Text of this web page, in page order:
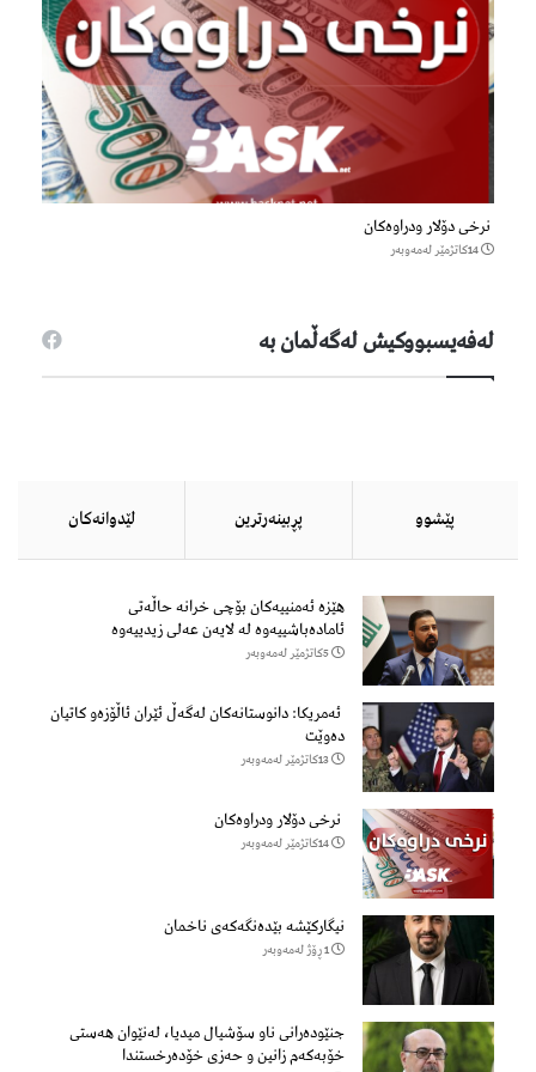
نرخی دۆلار ودراوەکان
14كاتژمێر لەمەوبەر
لەفەیسبووكیش لەگەڵمان بە
پێشوو پڕبینەرترین لێدوانەكان
هێزه‌ ئه‌منییه‌كان بۆچی خرانە حاڵه‌تی
ئاماده‌باشییه‌وه‌ لە لایەن عەلی زیدییەوە
5كاتژمێر لەمەوبەر
ئەمریکا: دانوستانەکان لەگەڵ ئێران ئاڵۆزەو کاتیان
دەوێت
13كاتژمێر لەمەوبەر
نرخی دۆلار ودراوەکان
14كاتژمێر لەمەوبەر
نیگارکێشە بێدەنگەکەی ناخمان
1 ڕۆژ لەمەوبەر
جنێودەرانی ناو سۆشیال میدیا، لەنێوان هەستی
خۆبەکەم زانین و حەزی خۆدەرخستندا